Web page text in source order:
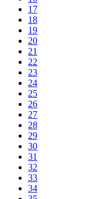
17
18
19
20
21
22
23
24
25
26
27
28
29
30
31
32
33
34